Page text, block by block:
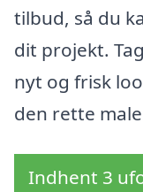
tilbud, så du
dit projekt.
nyt og frisk
den rette
Indhent 3